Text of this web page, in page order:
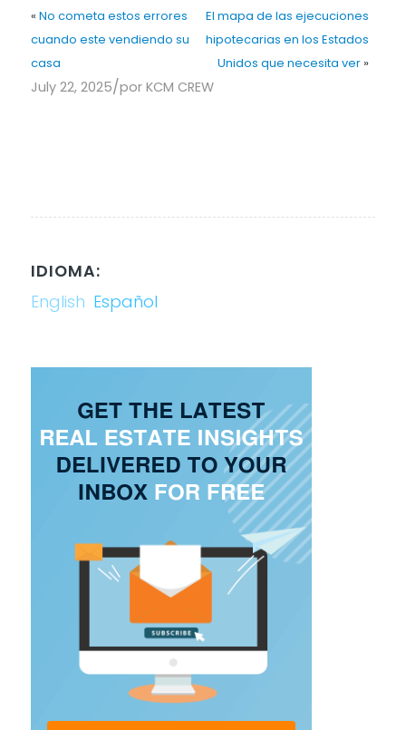
« No cometa estos errores
cuando este vendiendo su
casa
El mapa de las ejecuciones
hipotecarias en los Estados
Unidos que necesita ver»
July 22, 2025/por KCM CREW
IDIOMA:
English Español